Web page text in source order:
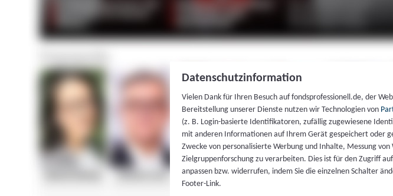
Datenschutzinformation
Vielen Dank für Ihren Besuch auf fondsprofessionell.de, der
Bereitstellung unserer Dienste nutzen wir Technologien von
(z. B. Login-basierte Identifikatoren, zufällig zugewiesene
mit anderen Informationen auf Ihrem Gerät gespeichert oder
Zwecke von personalisierte Werbung und Inhalte, Messung
Zielgruppenforschung zu verarbeiten. Dies ist für den Zugriff
anpassen bzw. widerrufen, indem Sie die einzelnen Schalter
Footer-Link.